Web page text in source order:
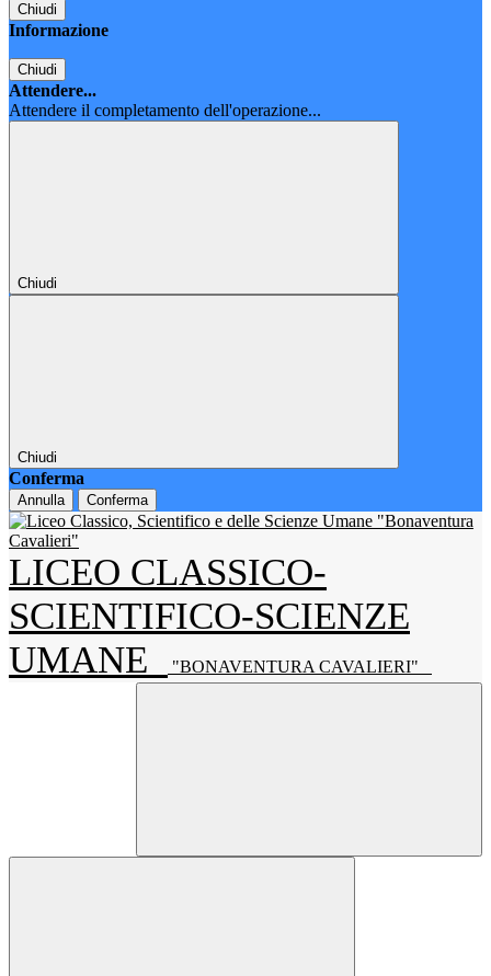
Chiudi
Informazione
Chiudi
Attendere...
Attendere il completamento dell'operazione...
Chiudi
Chiudi
Conferma
Annulla Conferma
LICEO CLASSICO-
SCIENTIFICO-SCIENZE
UMANE
"BONAVENTURA CAVALIERI"